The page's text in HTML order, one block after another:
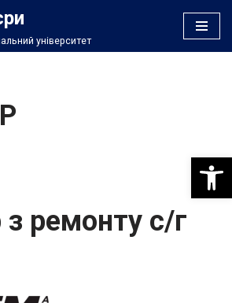
університет
з ремонту с/г